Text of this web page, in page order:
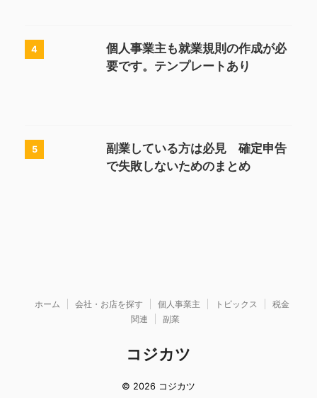
4
個人事業主も就業規則の作成が必
要です。テンプレートあり
5
副業している方は必見 確定申告
で失敗しないためのまとめ
ホーム 会社・お店を探す 個人事業主 トピックス
税金
関連
副業
コジカツ
© 2026 コジカツ